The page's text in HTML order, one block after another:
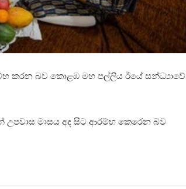
කරන බව කොළඹ මහ පල්ලිය ඊයේ සන්ධ්‍යාවේ
උපවාස මාසය අද සිට ආරම්භ කෙරෙන බව